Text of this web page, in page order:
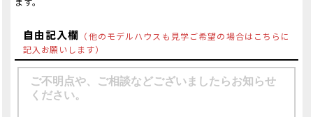
ます。
自由記入欄
（他のモデルハウスも見学ご希望の場合はこちらに
記入お願いします）